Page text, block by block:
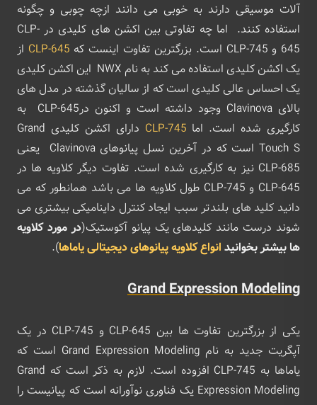
آلات موسیقی دارند به خوبی می دانند ازچه چوبی و چگونه
استفاده کنند. اما چه تفاوتی بین اکشن های کلیدی در CLP-
645 و CLP-745 است. بزرگترین تفاوت اینست که
CLP-645 از
یک اکشن کلیدی استفاده می کند به نام NWX این اکشن کلیدی
یک احساس عالی کلیدی است که از سالیان گذشته در مدل های
بالای Clavinova وجود داشته است و اکنون درCLP-645 به
کارگیری شده است. اما CLP-745
دارای اکشن کلیدی Grand
Touch S است که در آخرین نسل پیانوهای Clavinova یعنی
CLP-685 نیز به کارگیری شده است. تفاوت دیگر کلاویه ها در
CLP-645 و CLP-745 طول کلاویه ها می باشد همانطور که می
دانید کلید های بلندتر سبب ایجاد کنترل داینامیکی بیشتری می
شوند درست مانند کلیدهای یک پیانو آکوستیک(در مورد کلاویه
ها بیشتر بخوانید انواع کلاویه پیانوهای دیجیتالی یاماها).
Grand Expression Modeling
یکی از بزرگترین تفاوت ها بین CLP-645 و CLP-745 در یک
آپگریت جدید به نام Grand Expression Modeling است که
یاماها به CLP-745 افزوده است. لازم به ذکر است که Grand
Expression Modeling یک فناوری نوآورانه است که پیانیست را